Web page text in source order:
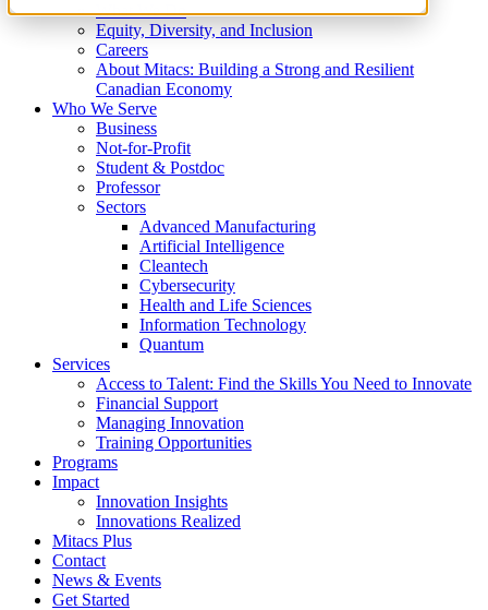
What We Do
Equity, Diversity, and Inclusion
Careers
About Mitacs: Building a Strong and Resilient
Canadian Economy
Who We Serve
Business
Not-for-Profit
Student & Postdoc
Professor
Sectors
Advanced Manufacturing
Artificial Intelligence
Cleantech
Cybersecurity
Health and Life Sciences
Information Technology
Quantum
Services
Access to Talent: Find the Skills You Need to Innovate
Financial Support
Managing Innovation
Training Opportunities
Programs
Impact
Innovation Insights
Innovations Realized
Mitacs Plus
Contact
News & Events
Get Started